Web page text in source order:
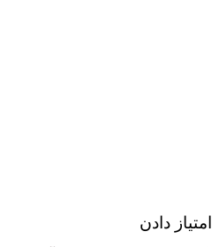
امتیاز دادن